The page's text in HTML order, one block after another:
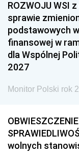
ROZWOJU WSI
sprawie
podstawowych
finansowej w
dla Wspólnej
2027
Monitor Polski rok
wolnych